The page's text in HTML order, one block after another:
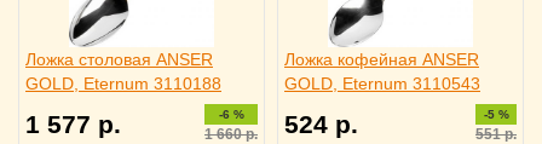
Ложка столовая ANSER
GOLD, Eternum 3110188
1 577 р. -6 %
1 660р.
Ложка кофейная ANSER
GOLD, Eternum 3110543
524 р. -5 %
551р.